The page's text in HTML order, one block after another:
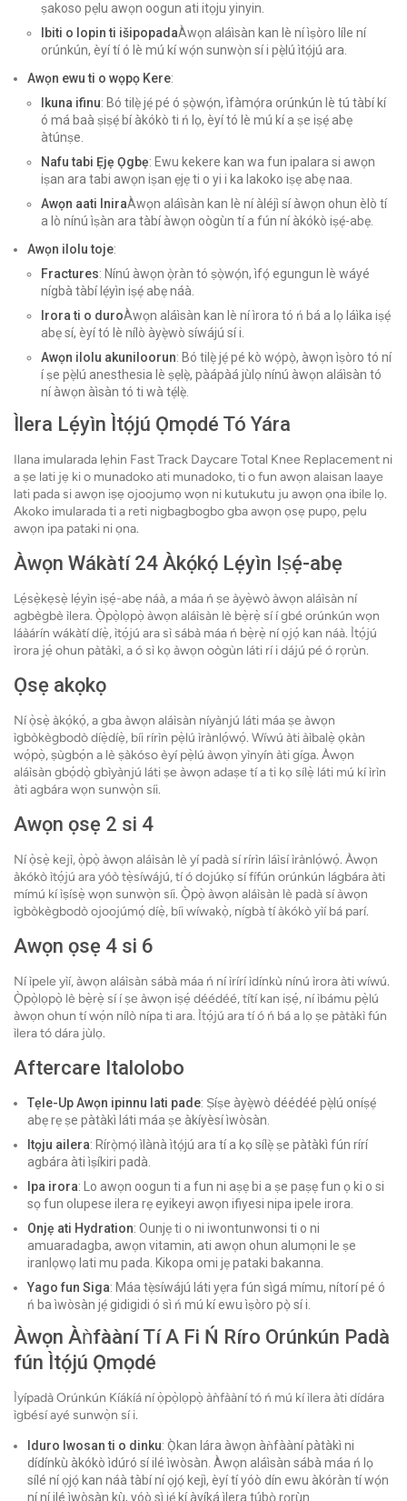
ṣakoso pẹlu awọn oogun ati itọju yinyin.
Ibiti o lopin ti išipopadaÀwọn aláìsàn kan lè ní ìṣòro líle ní
orúnkún, èyí tí ó lè mú kí wọ́n sunwọ̀n sí i pẹ̀lú ìtọ́jú ara.
Awọn ewu ti o wọpọ Kere:
Ikuna ifinu: Bó tilẹ̀ jẹ́ pé ó ṣọ̀wọ́n, ìfàmọ́ra orúnkún lè tú tàbí kí
ó má ​​baà ṣiṣẹ́ bí àkókò ti ń lọ, èyí tó lè mú kí a ṣe iṣẹ́ abẹ
àtúnṣe.
Nafu tabi Ẹjẹ Ọgbẹ: Ewu kekere kan wa fun ipalara si awọn
iṣan ara tabi awọn iṣan ẹjẹ ti o yi i ka lakoko iṣẹ abẹ naa.
Awọn aati IniraÀwọn aláìsàn kan lè ní àléjì sí àwọn ohun èlò tí
a lò nínú ìṣàn ara tàbí àwọn oògùn tí a fún ní àkókò iṣẹ́-abẹ.
Awọn ilolu toje:
Fractures: Nínú àwọn ọ̀ràn tó ṣọ̀wọ́n, ìfọ́ egungun lè wáyé
nígbà tàbí lẹ́yìn iṣẹ́ abẹ náà.
Irora ti o duroÀwọn aláìsàn kan lè ní ìrora tó ń bá a lọ láìka iṣẹ́
abẹ sí, èyí tó lè nílò àyẹ̀wò síwájú sí i.
Awọn ilolu akuniloorun: Bó tilẹ̀ jẹ́ pé kò wọ́pọ̀, àwọn ìṣòro tó ní
í ṣe pẹ̀lú anesthesia lè ṣẹlẹ̀, pàápàá jùlọ nínú àwọn aláìsàn tó
ní àwọn àìsàn tó ti wà tẹ́lẹ̀.
Ìlera Lẹ́yìn Ìtọ́jú Ọmọdé Tó Yára
Ilana imularada lẹhin Fast Track Daycare Total Knee Replacement ni
a ṣe lati jẹ ki o munadoko ati munadoko, ti o fun awọn alaisan laaye
lati pada si awọn iṣẹ ojoojumọ wọn ni kutukutu ju awọn ọna ibile lọ.
Akoko imularada ti a reti nigbagbogbo gba awọn ọsẹ pupọ, pẹlu
awọn ipa pataki ni ọna.
Àwọn Wákàtí 24 Àkọ́kọ́ Lẹ́yìn Iṣẹ́-abẹ
Lẹ́sẹ̀kẹsẹ̀ lẹ́yìn iṣẹ́-abẹ náà, a máa ń ṣe àyẹ̀wò àwọn aláìsàn ní
agbègbè ìlera. Ọ̀pọ̀lọpọ̀ àwọn aláìsàn lè bẹ̀rẹ̀ sí í gbé orúnkún wọn
láàárín wákàtí díẹ̀, ìtọ́jú ara sì sábà máa ń bẹ̀rẹ̀ ní ọjọ́ kan náà. Ìtọ́jú
ìrora jẹ́ ohun pàtàkì, a ó sì kọ àwọn oògùn láti rí i dájú pé ó rọrùn.
Ọsẹ akọkọ
Ní ọ̀sẹ̀ àkọ́kọ́, a gba àwọn aláìsàn níyànjú láti máa ṣe àwọn
ìgbòkègbodò díẹ̀díẹ̀, bíi rírìn pẹ̀lú ìrànlọ́wọ́. Wíwú àti àìbalẹ̀ ọkàn
wọ́pọ̀, ṣùgbọ́n a lè ṣàkóso èyí pẹ̀lú àwọn yìnyín àti gíga. Àwọn
aláìsàn gbọ́dọ̀ gbìyànjú láti ṣe àwọn adaṣe tí a ti kọ sílẹ̀ láti mú kí ìrìn
àti agbára wọn sunwọ̀n síi.
Awọn ọsẹ 2 si 4
Ní ọ̀sẹ̀ kejì, ọ̀pọ̀ àwọn aláìsàn lè yí padà sí rírìn láìsí ìrànlọ́wọ́. Àwọn
àkókò ìtọ́jú ara yóò tẹ̀síwájú, tí ó dojúkọ sí fífún orúnkún lágbára àti
mímú kí ìṣísẹ̀ wọn sunwọ̀n síi. Ọ̀pọ̀ àwọn aláìsàn lè padà sí àwọn
ìgbòkègbodò ojoojúmọ́ díẹ̀, bíi wíwakọ̀, nígbà tí àkókò yìí bá parí.
Awọn ọsẹ 4 si 6
Ní ìpele yìí, àwọn aláìsàn sábà máa ń ní ìrírí ìdínkù nínú ìrora àti wíwú.
Ọ̀pọ̀lọpọ̀ lè bẹ̀rẹ̀ sí í ṣe àwọn iṣẹ́ déédéé, títí kan iṣẹ́, ní ìbámu pẹ̀lú
àwọn ohun tí wọ́n nílò nípa ti ara. Ìtọ́jú ara tí ó ń bá a lọ ṣe pàtàkì fún
ìlera tó dára jùlọ.
Aftercare Italolobo
Tẹle-Up Awọn ipinnu lati pade: Ṣíṣe àyẹ̀wò déédéé pẹ̀lú oníṣẹ́
abẹ rẹ ṣe pàtàkì láti máa ṣe àkíyèsí ìwòsàn.
Itọju ailera: Rírọ̀mọ́ ìlànà ìtọ́jú ara tí a kọ sílẹ̀ ṣe pàtàkì fún rírí
agbára àti ìṣíkiri padà.
Ipa irora: Lo awọn oogun ti a fun ni aṣẹ bi a ṣe paṣẹ fun ọ ki o si
sọ fun olupese ilera rẹ eyikeyi awọn ifiyesi nipa ipele irora.
Onjẹ ati Hydration: Ounjẹ ti o ni iwontunwonsi ti o ni
amuaradagba, awọn vitamin, ati awọn ohun alumọni le ṣe
iranlọwọ lati mu pada. Kikopa omi jẹ pataki bakanna.
Yago fun Siga: Máa tẹ̀síwájú láti yẹra fún sìgá mímu, nítorí pé ó
ń ba ìwòsàn jẹ́ gidigidi ó sì ń mú kí ewu ìṣòro pọ̀ sí i.
Àwọn Àǹfààní Tí A Fi Ń Ríro Orúnkún Padà
fún Ìtọ́jú Ọmọdé
Ìyípadà Orúnkún Kíákíá ní ọ̀pọ̀lọpọ̀ àǹfààní tó ń mú kí ìlera àti dídára
ìgbésí ayé sunwọ̀n sí i.
Iduro Iwosan ti o dinku: Ọ̀kan lára ​​àwọn àǹfààní pàtàkì ni
dídínkù àkókò ìdúró sí ilé ìwòsàn. Àwọn aláìsàn sábà máa ń lọ
sílé ní ọjọ́ kan náà tàbí ní ọjọ́ kejì, èyí tí yóò dín ewu àkóràn tí wọ́n
ní ní ilé ìwòsàn kù, yóò sì jẹ́ kí àyíká ìlera túbọ̀ rọrùn.